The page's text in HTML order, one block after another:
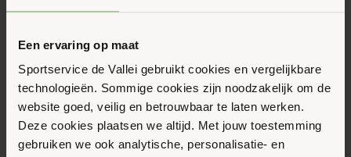
Een ervaring op maat
Sportservice de Vallei gebruikt cookies en vergelijkbare
technologieën. Sommige cookies zijn noodzakelijk om de
website goed, veilig en betrouwbaar te laten werken.
Deze cookies plaatsen we altijd. Met jouw toestemming
gebruiken we ook analytische, personalisatie- en
Maak favoriet
Gerelateerde activiteiten